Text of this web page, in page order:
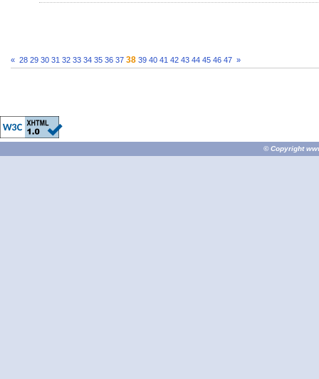
« 28 29 30 31 32 33 34 35 36 37 38 39 40 41 42 43 44 45 46 47 »
© Copyright